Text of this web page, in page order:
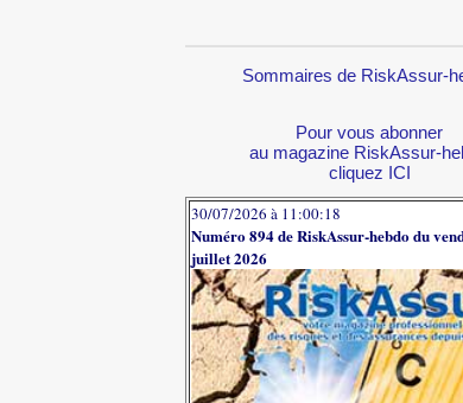
Sommaires de RiskAssur-
Pour vous abonner
au magazine RiskAssur-
cliquez ICI
30/07/2026 à 11:00:18
Numéro 894 de RiskAssur-hebdo du
juillet 2026